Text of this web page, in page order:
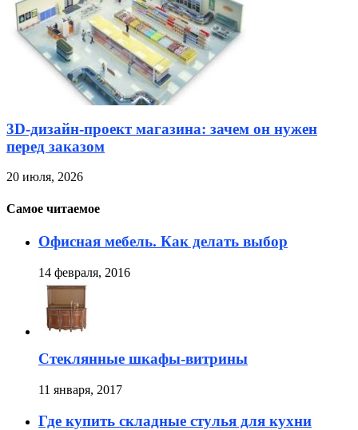
3D-дизайн-проект магазина: зачем он нужен
перед заказом
20 июля, 2026
Самое читаемое
Офисная мебель. Как делать выбор
14 февраля, 2016
Стеклянные шкафы-витрины
11 января, 2017
Где купить складные стулья для кухни